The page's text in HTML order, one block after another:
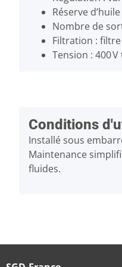
Réserve d’huile
Nombre de
Filtration :
Tension : 400
Conditions
Installé sous
Maintenance
fluides.